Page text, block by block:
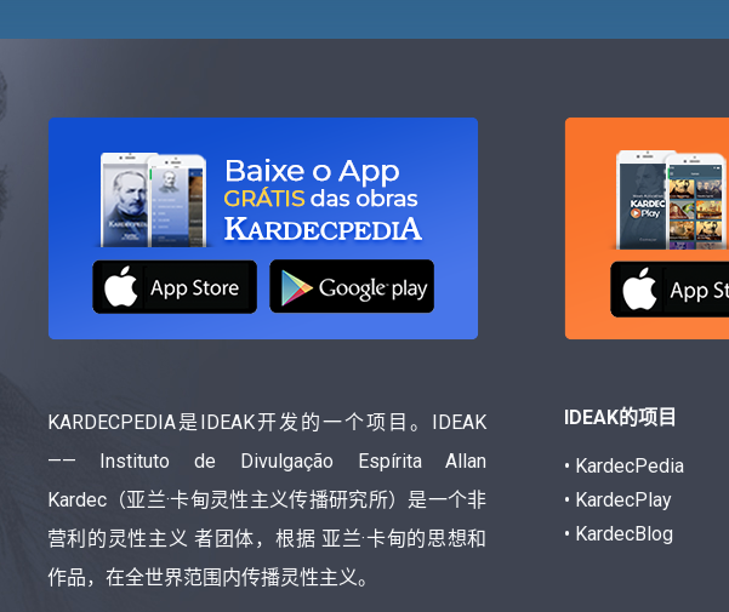
KARDECPEDIA是IDEAK开发的一个项目。IDEAK
—— Instituto de Divulgação Espírita Allan
Kardec（亚兰·卡甸灵性主义传播研究所）是一个非
营利的灵性主义 者团体，根据 亚兰·卡甸的思想和
作品，在全世界范围内传播灵性主义。
IDEAK的项目
• KardecPedia
• KardecPlay
• KardecBlog